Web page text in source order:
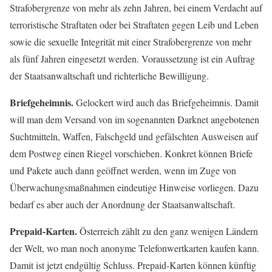
Strafobergrenze von mehr als zehn Jahren, bei einem Verdacht auf
terroristische Straftaten oder bei Straftaten gegen Leib und Leben
sowie die sexuelle Integrität mit einer Strafobergrenze von mehr
als fünf Jahren eingesetzt werden. Voraussetzung ist ein Auftrag
der Staatsanwaltschaft und richterliche Bewilligung.
Briefgeheimnis.Gelockert wird auch das Briefgeheimnis. Damit
will man dem Versand von im sogenannten Darknet angebotenen
Suchtmitteln, Waffen, Falschgeld und gefälschten Ausweisen auf
dem Postweg einen Riegel vorschieben. Konkret können Briefe
und Pakete auch dann geöffnet werden, wenn im Zuge von
Überwachungsmaßnahmen eindeutige Hinweise vorliegen. Dazu
bedarf es aber auch der Anordnung der Staatsanwaltschaft.
Prepaid-Karten.Österreich zählt zu den ganz wenigen Ländern
der Welt, wo man noch anonyme Telefonwertkarten kaufen kann.
Damit ist jetzt endgültig Schluss. Prepaid-Karten können künftig